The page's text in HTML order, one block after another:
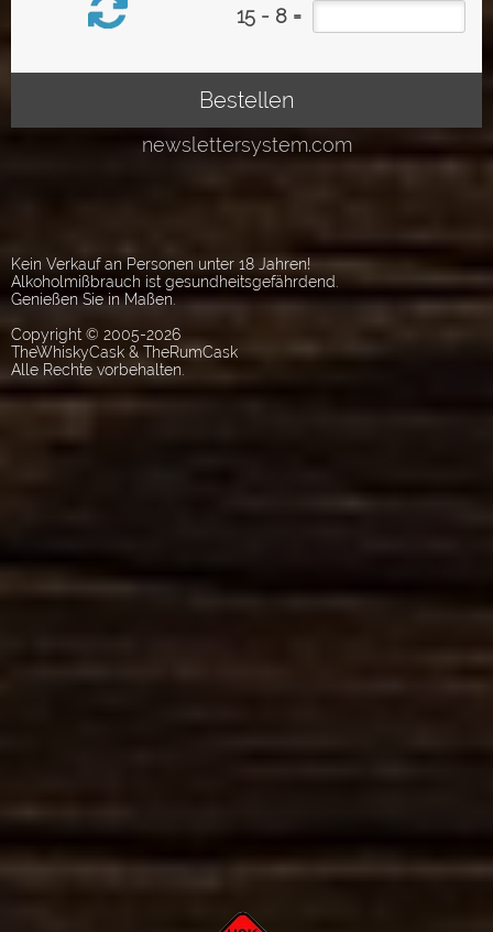
Kein Verkauf an Personen unter 18 Jahren!
Alkoholmißbrauch ist gesundheitsgefährdend.
Genießen Sie in Maßen.
Copyright © 2005-2026
TheWhiskyCask & TheRumCask
Alle Rechte vorbehalten.